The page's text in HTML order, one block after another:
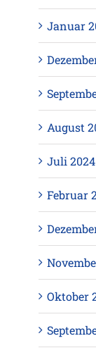
Januar
August
Juli 2024
Februar
Oktober